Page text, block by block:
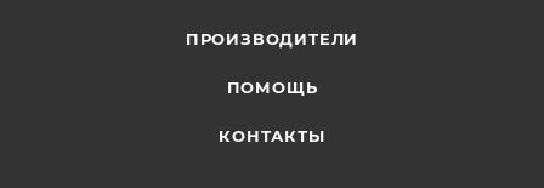
ПРОИЗВОДИТЕЛИ
ПОМОЩЬ
КОНТАКТЫ